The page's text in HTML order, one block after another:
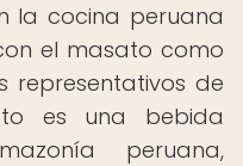
la cocina peruana
el masato como
representativos de
es una bebida
peruana,